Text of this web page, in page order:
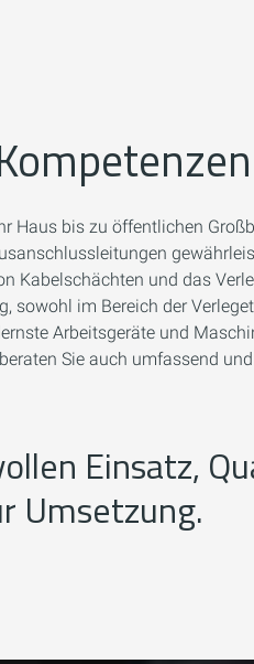
Haus bis zu öffentlichen
Kabelschächten und das
sowohl im Bereich der
Arbeitsgeräte und
Sie auch umfassend
Einsatz,
Umsetzung.